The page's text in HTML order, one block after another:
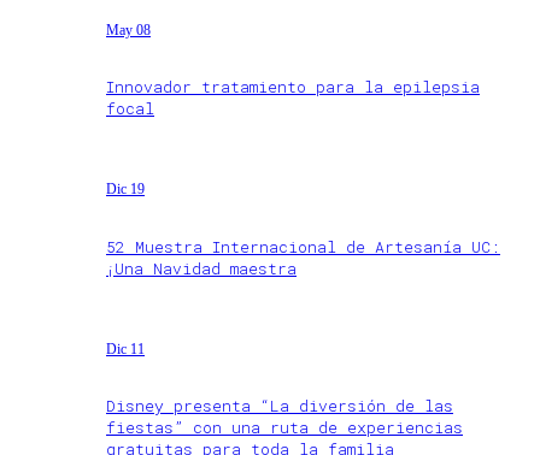
May 08
Innovador tratamiento para la epilepsia
focal
Dic 19
52 Muestra Internacional de Artesanía UC:
¡Una Navidad maestra
Dic 11
Disney presenta “La diversión de las
fiestas” con una ruta de experiencias
gratuitas para toda la familia